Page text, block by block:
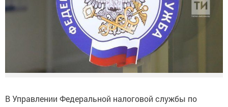
В Управлении Федеральной налоговой службы по